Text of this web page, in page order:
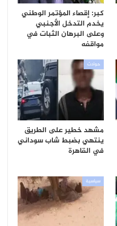
كبر: إقصاء المؤتمر الوطني
يخدم التدخل الأجنبي
وعلى البرهان الثبات في
مواقفه
حوادث
مشهد خطير على الطريق
ينتهي بضبط شاب سوداني
في القاهرة
سياسية